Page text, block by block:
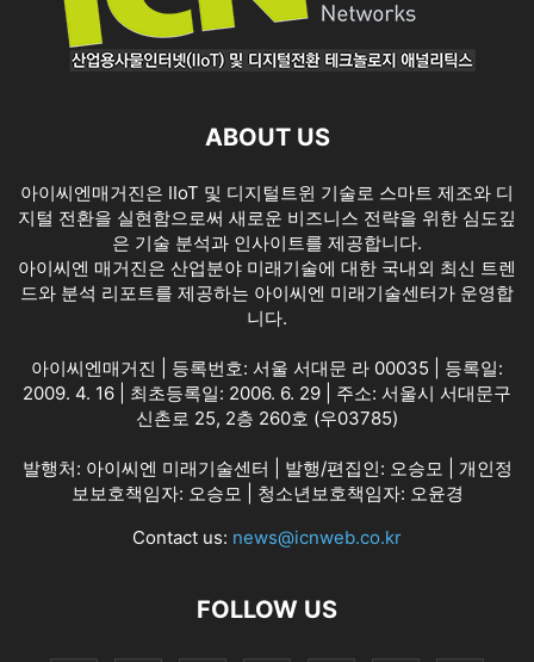
ABOUT US
아이씨엔매거진은 IIoT 및 디지털트윈 기술로 스마트 제조와 디
지털 전환을 실현함으로써 새로운 비즈니스 전략을 위한 심도깊
은 기술 분석과 인사이트를 제공합니다.
아이씨엔 매거진은 산업분야 미래기술에 대한 국내외 최신 트렌
드와 분석 리포트를 제공하는 아이씨엔 미래기술센터가 운영합
니다.
아이씨엔매거진 | 등록번호: 서울 서대문 라 00035 | 등록일:
2009. 4. 16 | 최초등록일: 2006. 6. 29 | 주소: 서울시 서대문구
신촌로 25, 2층 260호 (우03785)
발행처: 아이씨엔 미래기술센터 | 발행/편집인: 오승모 | 개인정
보보호책임자: 오승모 | 청소년보호책임자: 오윤경
Contact us: news@icnweb.co.kr
FOLLOW US